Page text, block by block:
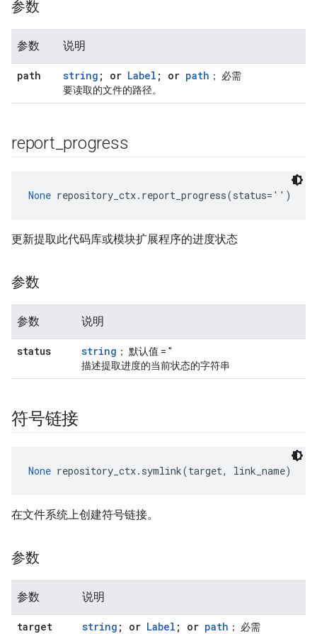
参数
参数 说明
path string ; or Label ; or path ； 必需
要读取的文件的路径。
report progress
None repository_ctx.report_progress(status='')
更新提取此代码库或模块扩展程序的进度状态
参数
参数 说明
status string ； 默认值 = ''
描述提取进度的当前状态的字符串
符号链接
None repository_ctx.symlink(target, link_name)
在文件系统上创建符号链接。
参数
参数 说明
target string ; or Label ; or path ； 必需